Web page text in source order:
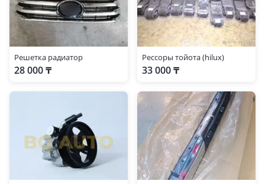
Решетка радиатор
28 000 ₸
Рессоры тойота (hilux)
33 000 ₸